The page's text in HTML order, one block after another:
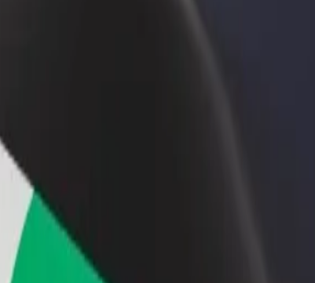
till restaurang eller
fler kunder och öka
Resecentrum